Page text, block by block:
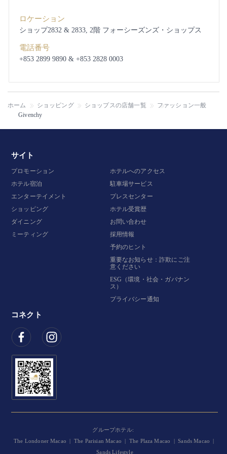
ロケーション
ショップ2832 & 2833, 2階 フォーシーズンズ・ショップス
電話番号
+853 2899 9890 & +853 2828 0003
ホーム ショッピング ショップスの店舗一覧
ファッション一般
Givenchy
サイト
プロモーション
ホテル宿泊
エンターテイメント
ショッピング
ダイニング
ミーティング
ホテルへのアクセス
駐車場サービス
プレスセンター
ホテル受賞歴
お問い合わせ
採用情報
予約のヒント
重要なお知らせ：詐欺にご注
意ください
ESG（環境・社会・ガバナン
ス）
プライバシー通知
コネクト
グループホテル:
The Londoner Macao | The Parisian Macao | The Plaza Macao |Sands Macao |
Sands Lifestyle